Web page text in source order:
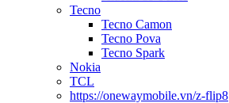
Tecno
Tecno Camon
Tecno Pova
Tecno Spark
Nokia
TCL
https://onewaymobile.vn/z-flip8